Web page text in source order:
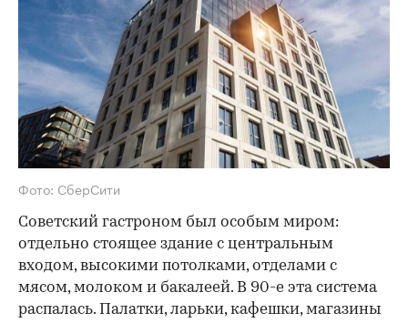
Фото: СберСити
Советский гастроном был особым миром:
отдельно стоящее здание с центральным
входом, высокими потолками, отделами с
мясом, молоком и бакалеей. В 90-е эта система
распалась. Палатки, ларьки, кафешки, магазины